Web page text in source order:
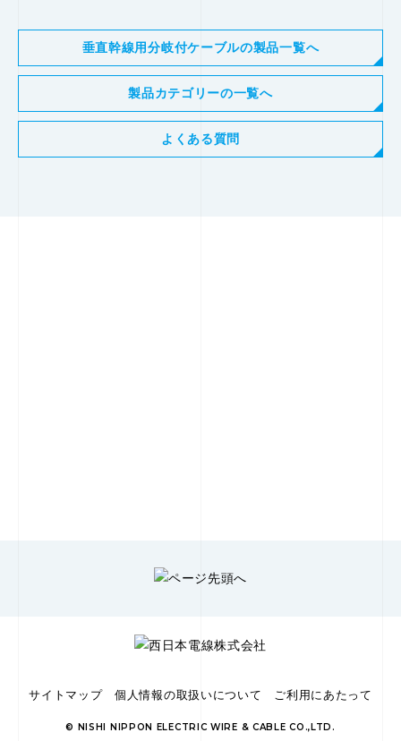
垂直幹線用分岐付ケーブルの製品一覧へ
製品カテゴリーの一覧へ
よくある質問
サイトマップ 個人情報の取扱いについて ご利用にあたって
© NISHI NIPPON ELECTRIC WIRE & CABLE CO.,LTD.